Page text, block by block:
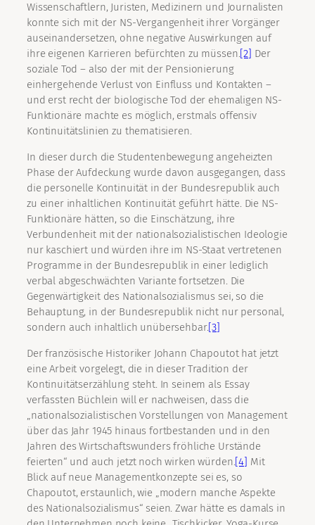
Wissenschaftlern, Juristen, Medizinern und Journalisten
konnte sich mit der NS-Vergangenheit ihrer Vorgänger
auseinandersetzen, ohne negative Auswirkungen auf
ihre eigenen Karrieren befürchten zu müssen.[2] Der
soziale Tod – also der mit der Pensionierung
einhergehende Verlust von Einfluss und Kontakten –
und erst recht der biologische Tod der ehemaligen NS-
Funktionäre machte es möglich, erstmals offensiv
Kontinuitätslinien zu thematisieren.
In dieser durch die Studentenbewegung angeheizten
Phase der Aufdeckung wurde davon ausgegangen, dass
die personelle Kontinuität in der Bundesrepublik auch
zu einer inhaltlichen Kontinuität geführt hätte. Die NS-
Funktionäre hätten, so die Einschätzung, ihre
Verbundenheit mit der nationalsozialistischen Ideologie
nur kaschiert und würden ihre im NS-Staat vertretenen
Programme in der Bundesrepublik in einer lediglich
verbal abgeschwächten Variante fortsetzen. Die
Gegenwärtigkeit des Nationalsozialismus sei, so die
Behauptung, in der Bundesrepublik nicht nur personal,
sondern auch inhaltlich unübersehbar.[3]
Der französische Historiker Johann Chapoutot hat jetzt
eine Arbeit vorgelegt, die in dieser Tradition der
Kontinuitätserzählung steht. In seinem als Essay
verfassten Büchlein will er nachweisen, dass die
„nationalsozialistischen Vorstellungen von Management
über das Jahr 1945 hinaus fortbestanden und in den
Jahren des Wirtschaftswunders fröhliche Urstände
feierten“ und auch jetzt noch wirken würden.[4] Mit
Blick auf neue Managementkonzepte sei es, so
Chapoutot, erstaunlich, wie „modern manche Aspekte
des Nationalsozialismus“ seien. Zwar hätte es damals in